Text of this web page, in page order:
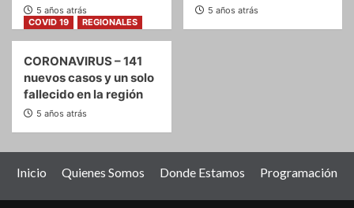
5 años atrás
5 años atrás
COVID 19
REGIONALES
CORONAVIRUS – 141
nuevos casos y un solo
fallecido en la región
5 años atrás
Inicio Quienes Somos Donde Estamos Programación